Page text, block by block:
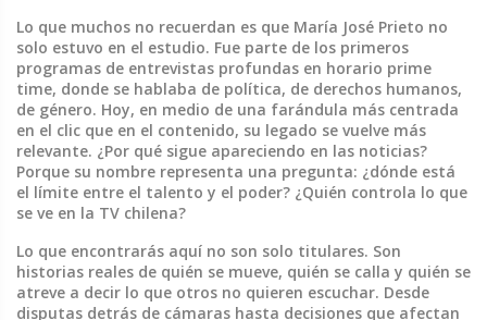
Lo que muchos no recuerdan es que María José Prieto no
solo estuvo en el estudio. Fue parte de los primeros
programas de entrevistas profundas en horario prime
time, donde se hablaba de política, de derechos humanos,
de género. Hoy, en medio de una farándula más centrada
en el clic que en el contenido, su legado se vuelve más
relevante. ¿Por qué sigue apareciendo en las noticias?
Porque su nombre representa una pregunta: ¿dónde está
el límite entre el talento y el poder? ¿Quién controla lo que
se ve en la TV chilena?
Lo que encontrarás aquí no son solo titulares. Son
historias reales de quién se mueve, quién se calla y quién se
atreve a decir lo que otros no quieren escuchar. Desde
disputas detrás de cámaras hasta decisiones que afectan